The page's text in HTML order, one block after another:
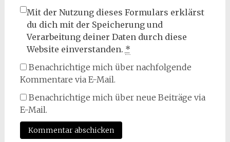
Mit der Nutzung dieses Formulars erklärst
du dich mit der Speicherung und
Verarbeitung deiner Daten durch diese
Website einverstanden. *
Benachrichtige mich über nachfolgende
Kommentare via E-Mail.
Benachrichtige mich über neue Beiträge via
E-Mail.